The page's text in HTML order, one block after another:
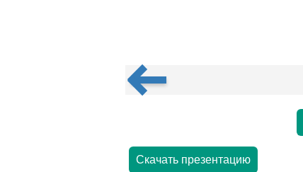
Скачать презентацию